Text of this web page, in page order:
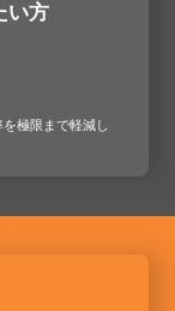
い方
極限まで軽減し